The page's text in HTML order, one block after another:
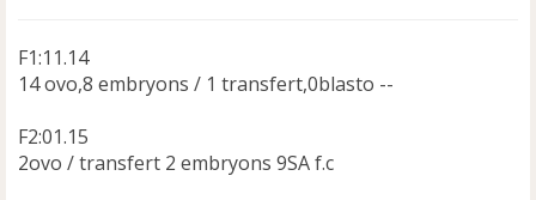
F1:11.14
14 ovo,8 embryons / 1 transfert,0blasto --
F2:01.15
2ovo / transfert 2 embryons 9SA f.c